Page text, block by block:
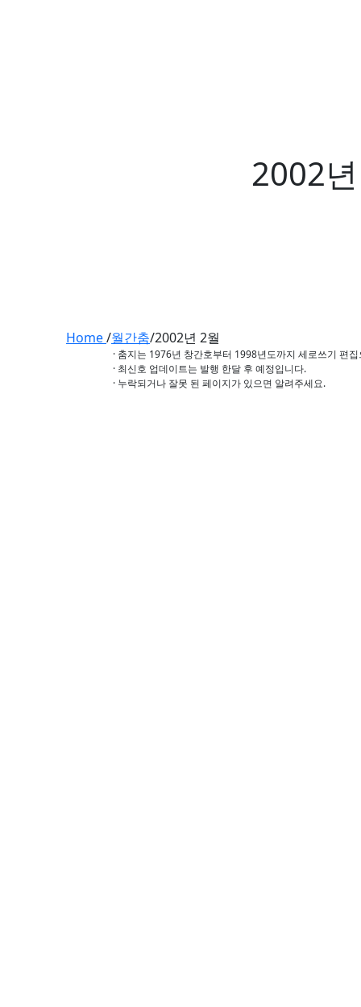
2002
Home/월간춤/2002년 2월
· 춤지는 1976년 창간호부터 1998년도까지 세로쓰기 편
· 최신호 업데이트는 발행 한달 후 예정입니다.
· 누락되거나 잘못 된 페이지가 있으면 알려주세요.